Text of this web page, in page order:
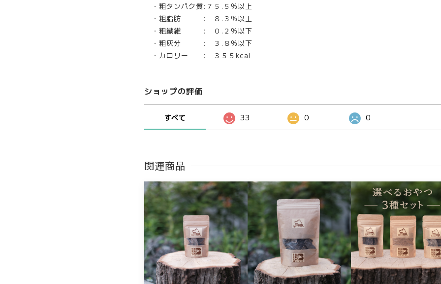
・粗タンパク質:７５.５%以上
・粗脂肪 : ８.３%以上
・粗繊維 : ０.２%以下
・粗灰分 : ３.８%以下
・カロリー : ３５５kcal
ショップの評価
すべて 33 0 0
関連商品